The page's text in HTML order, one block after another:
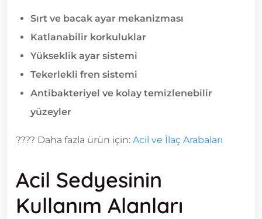
Sırt ve bacak ayar mekanizması
Katlanabilir korkuluklar
Yükseklik ayar sistemi
Tekerlekli fren sistemi
Antibakteriyel ve kolay temizlenebilir
yüzeyler
???? Daha fazla ürün için: Acil ve İlaç Arabaları
Acil Sedyesinin
Kullanım Alanları